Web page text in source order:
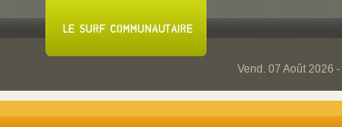
Vend. 07 Août 2026 -